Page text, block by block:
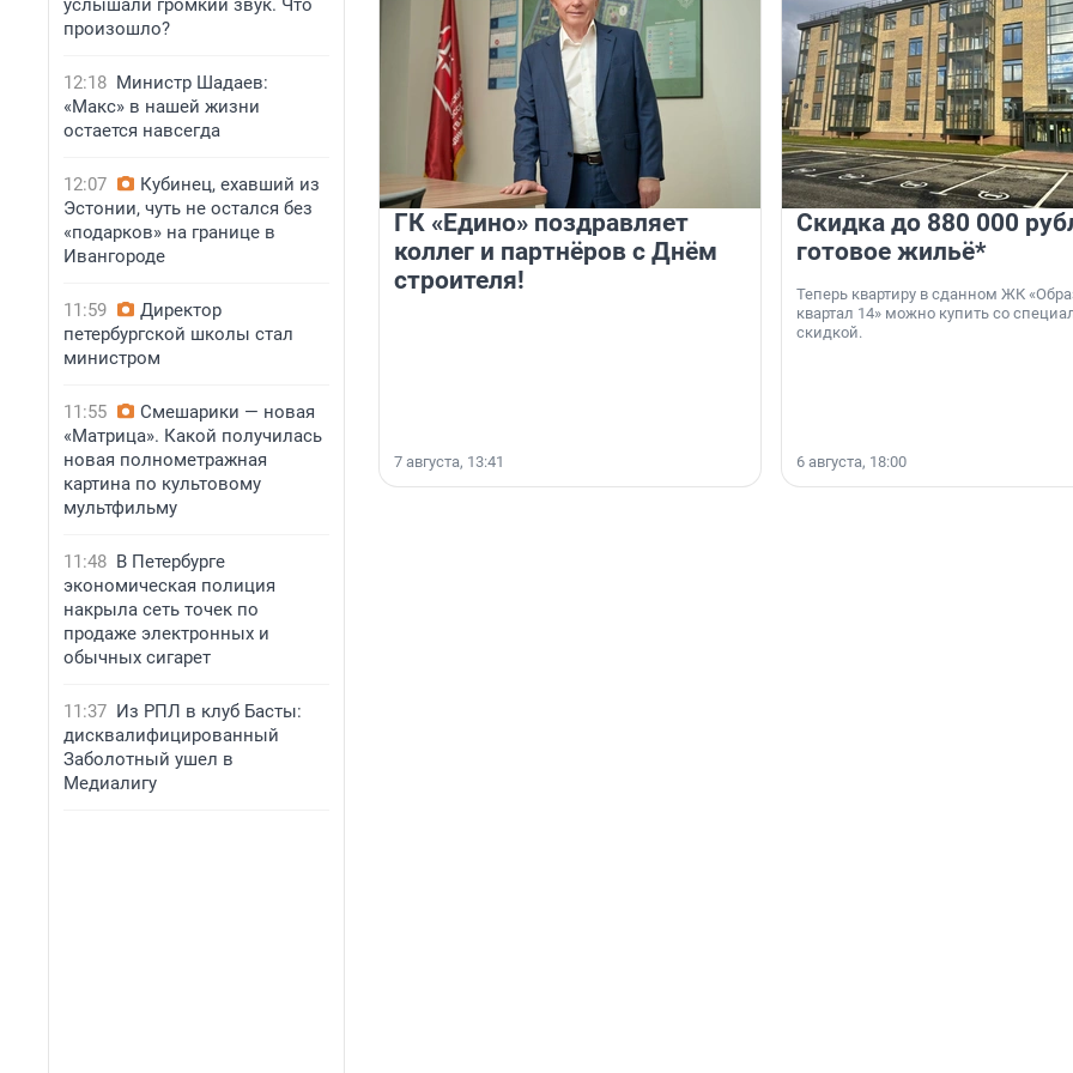
услышали громкий звук. Что
произошло?
12:18 Министр Шадаев:
«Макс» в нашей жизни
остается навсегда
12:07
Кубинец, ехавший из
Эстонии, чуть не остался без
«подарков» на границе в
Ивангороде
11:59
Директор
петербургской школы стал
министром
11:55
Смешарики — новая
«Матрица». Какой получилась
новая полнометражная
картина по культовому
мультфильму
11:48 В Петербурге
экономическая полиция
накрыла сеть точек по
продаже электронных и
обычных сигарет
11:37 Из РПЛ в клуб Басты:
дисквалифицированный
Заболотный ушел в
Медиалигу
ГК «Едино» поздравляет
коллег и партнёров с Днём
строителя!
7 августа, 13:41
Скидка до 880 000
готовое жильё*
Теперь квартиру в сданном ЖК
квартал 14» можно купить со
скидкой.
6 августа, 18:00